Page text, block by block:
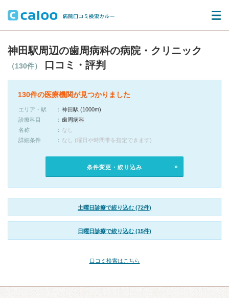
神田駅周辺の歯周病科の病院・クリニック
（130件） 口コミ・評判
130件の医療機関が見つかりました
エリア・駅
神田駅 (1000m)
診療科目
歯周病科
名称
なし
詳細条件
なし (曜日や時間帯を指定できます)
条件変更・絞り込み
土曜日診療で絞り込む (72件)
日曜日診療で絞り込む (15件)
口コミ検索はこちら